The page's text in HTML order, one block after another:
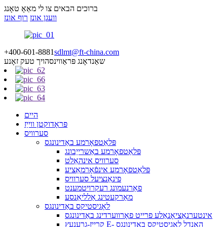
ברוכים הבאים צו לי מאַאָ טאָנג
וועגן אונז רוף אונז
+400-601-8881sdlmt@ft-china.com
שאַנדאָנג פּראַווינסהויך טעק זאָנע
היים
פּראָדוקטן ווייַז
סערוויס
פּלאַטפאָרמע באַדינונגס
פּלאַטפאָרמע באַשרייַבונג
סערוויס אינהאַלט
פּלאַטפאָרמע אינפֿאָרמאַציע
פינאַנציעל סערוויס
פאַרנעמונג רעקרויטמענט
מאַרקעטינג אַלליאַנסע
לאָגיסטיקס באַדינונגס
אינטערנאַציאָנאַלע פרייט פאָרווערדינג באַדינונגס
קרייַז-גרענעץ E- האַנדל לאָגיסטיקס באַדינונגס